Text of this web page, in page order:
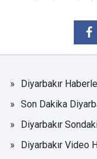
Diyarbakır
Son Dakika
Diyarbakır
Diyarbakır Video